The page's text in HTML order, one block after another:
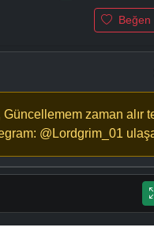
Beğen
zaman alır
@Lordgrim_01